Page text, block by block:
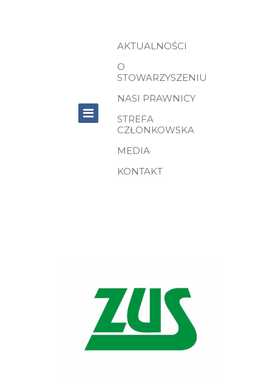
AKTUALNOŚCI
O
STOWARZYSZENIU
NASI PRAWNICY
STREFA
CZŁONKOWSKA
MEDIA
KONTAKT